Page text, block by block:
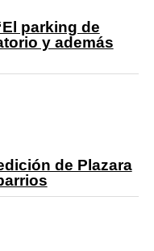
parking de
y además
de Plazara